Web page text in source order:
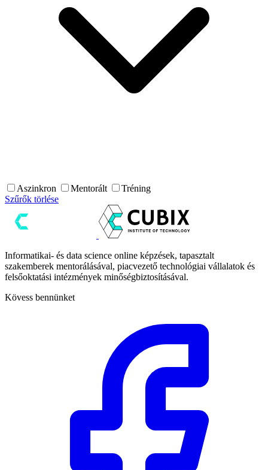
Aszinkron Mentorált
Tréning
Szűrők törlése
Informatikai- és data science online képzések, tapasztalt
szakemberek mentorálásával, piacvezető technológiai vállalatok és
felsőoktatási intézmények minőségbiztosításával.
Kövess bennünket